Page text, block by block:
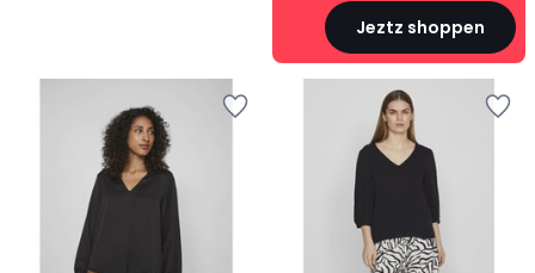
Jeztz shoppen